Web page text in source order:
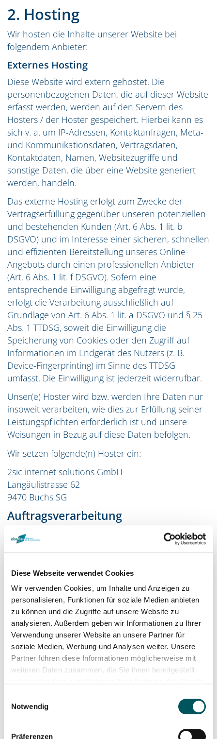
Diese Webseite verwendet Cookies
Wir verwenden Cookies, um Inhalte und Anzeigen zu
personalisieren, Funktionen für soziale Medien anbieten
zu können und die Zugriffe auf unsere Website zu
analysieren. Außerdem geben wir Informationen zu Ihrer
Verwendung unserer Website an unsere Partner für
soziale Medien, Werbung und Analysen weiter. Unsere
Partner führen diese Informationen möglicherweise mit
weiteren Daten zusammen, die Sie ihnen bereitgestellt
Notwendig
Präferenzen
2. Hosting
Wir hosten die Inhalte unserer Website bei
folgendem Anbieter:
Externes Hosting
Diese Website wird extern gehostet. Die
personenbezogenen Daten, die auf dieser Website
erfasst werden, werden auf den Servern des
Hosters / der Hoster gespeichert. Hierbei kann es
sich v. a. um IP-Adressen, Kontaktanfragen, Meta-
und Kommunikationsdaten, Vertragsdaten,
Kontaktdaten, Namen, Websitezugriffe und
sonstige Daten, die über eine Website generiert
werden, handeln.
Das externe Hosting erfolgt zum Zwecke der
Vertragserfüllung gegenüber unseren potenziellen
und bestehenden Kunden (Art. 6 Abs. 1 lit. b
DSGVO) und im Interesse einer sicheren, schnellen
und effizienten Bereitstellung unseres Online-
Angebots durch einen professionellen Anbieter
(Art. 6 Abs. 1 lit. f DSGVO). Sofern eine
entsprechende Einwilligung abgefragt wurde,
erfolgt die Verarbeitung ausschließlich auf
Grundlage von Art. 6 Abs. 1 lit. a DSGVO und § 25
Abs. 1 TTDSG, soweit die Einwilligung die
Speicherung von Cookies oder den Zugriff auf
Informationen im Endgerät des Nutzers (z. B.
Device-Fingerprinting) im Sinne des TTDSG
umfasst. Die Einwilligung ist jederzeit widerrufbar.
Unser(e) Hoster wird bzw. werden Ihre Daten nur
insoweit verarbeiten, wie dies zur Erfüllung seiner
Leistungspflichten erforderlich ist und unsere
Weisungen in Bezug auf diese Daten befolgen.
Wir setzen folgende(n) Hoster ein:
2sic internet solutions GmbH
Langäulistrasse 62
9470 Buchs SG
Auftragsverarbeitung
Wir haben einen Vertrag über
Auftragsverarbeitung (AVV) zur Nutzung des oben
es sich um einen datenschutzrechtlich
vorgeschriebenen Vertrag, der gewährleistet, dass
dieser die personenbezogenen Daten unserer
Websitebesucher nur nach unseren Weisungen
und unter Einhaltung der DSGVO verarbeitet.
3. Allgemeine Hinweise und
Pflicht­informationen
Die Betreiber dieser Seiten nehmen den Schutz
Ihrer persönlichen Daten sehr ernst. Wir
vertraulich und entsprechend den gesetzlichen